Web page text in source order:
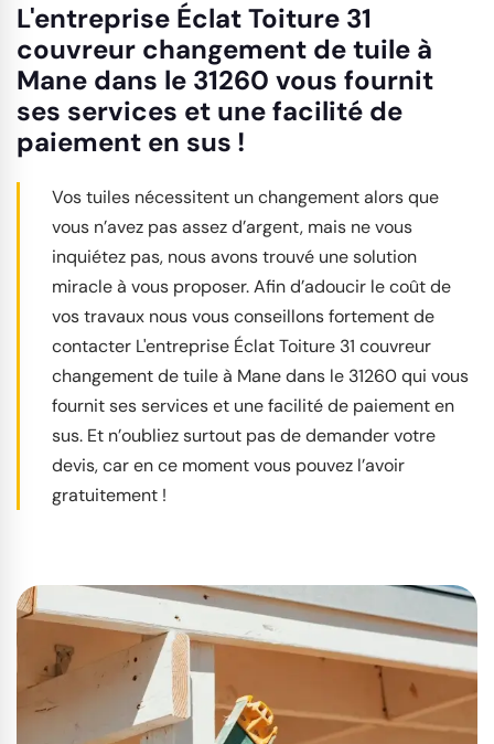
L'entreprise Éclat Toiture 31
couvreur changement de tuile à
Mane dans le 31260 vous fournit
ses services et une facilité de
paiement en sus !
Vos tuiles nécessitent un changement alors que
vous n’avez pas assez d’argent, mais ne vous
inquiétez pas, nous avons trouvé une solution
miracle à vous proposer. Afin d’adoucir le coût de
vos travaux nous vous conseillons fortement de
contacter L'entreprise Éclat Toiture 31 couvreur
changement de tuile à Mane dans le 31260 qui vous
fournit ses services et une facilité de paiement en
sus. Et n’oubliez surtout pas de demander votre
devis, car en ce moment vous pouvez l’avoir
gratuitement !